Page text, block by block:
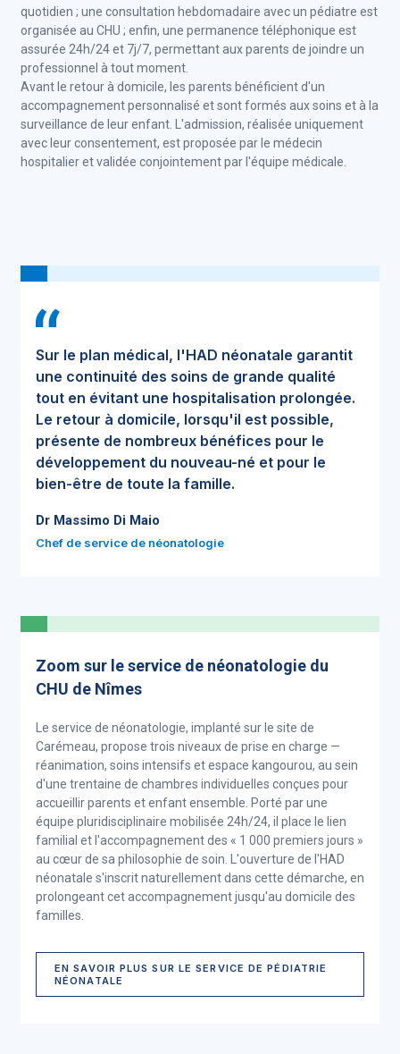
quotidien ; une consultation hebdomadaire avec un pédiatre est
organisée au CHU ; enfin, une permanence téléphonique est
assurée 24h/24 et 7j/7, permettant aux parents de joindre un
professionnel à tout moment.
Avant le retour à domicile, les parents bénéficient d'un
accompagnement personnalisé et sont formés aux soins et à la
surveillance de leur enfant. L'admission, réalisée uniquement
avec leur consentement, est proposée par le médecin
hospitalier et validée conjointement par l'équipe médicale.
Sur le plan médical, l'HAD néonatale garantit
une continuité des soins de grande qualité
tout en évitant une hospitalisation prolongée.
Le retour à domicile, lorsqu'il est possible,
présente de nombreux bénéfices pour le
développement du nouveau-né et pour le
bien-être de toute la famille.
Dr Massimo Di Maio
Chef de service de néonatologie
Zoom sur le service de néonatologie du
CHU de Nîmes
Le service de néonatologie, implanté sur le site de
Carémeau, propose trois niveaux de prise en charge —
réanimation, soins intensifs et espace kangourou, au sein
d'une trentaine de chambres individuelles conçues pour
accueillir parents et enfant ensemble. Porté par une
équipe pluridisciplinaire mobilisée 24h/24, il place le lien
familial et l'accompagnement des « 1 000 premiers jours »
au cœur de sa philosophie de soin. L'ouverture de l'HAD
néonatale s'inscrit naturellement dans cette démarche, en
prolongeant cet accompagnement jusqu'au domicile des
familles.
EN SAVOIR PLUS SUR LE SERVICE DE PÉDIATRIE
NÉONATALE